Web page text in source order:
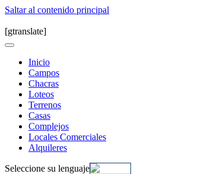
Saltar al contenido principal
[gtranslate]
Inicio
Campos
Chacras
Loteos
Terrenos
Casas
Complejos
Locales Comerciales
Alquileres
Seleccione su lenguaje